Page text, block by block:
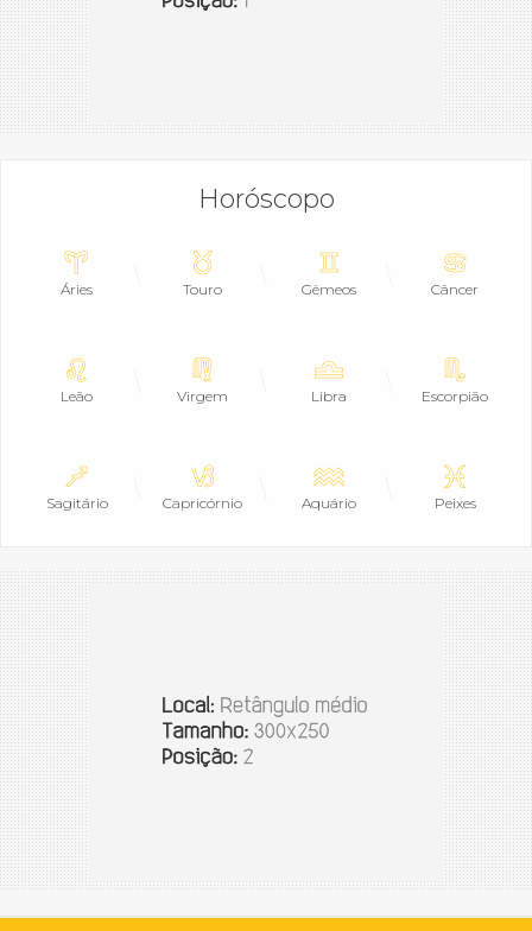
Horóscopo
Áries Touro Gêmeos Câncer
Leão Virgem Libra Escorpião
Sagitário Capricórnio Aquário Peixes